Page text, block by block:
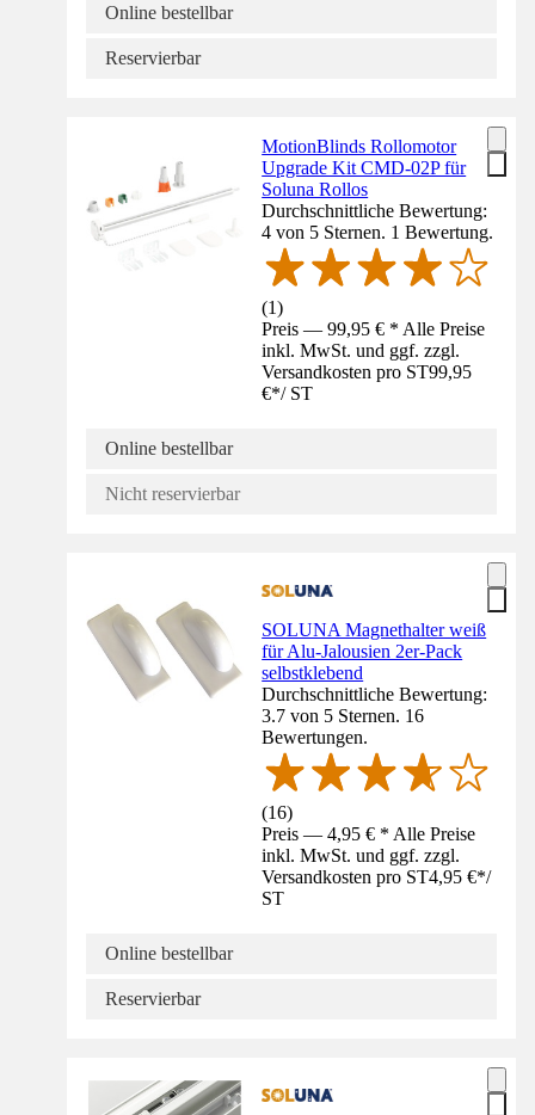
Online bestellbar
Reservierbar
MotionBlinds Rollomotor
Upgrade Kit CMD-02P für
Soluna Rollos
Durchschnittliche Bewertung:
4 von 5 Sternen. 1 Bewertung.
(1)
Preis — 99,95 € * Alle Preise
inkl. MwSt. und ggf. zzgl.
Versandkosten pro ST99,95
€*/ ST
Online bestellbar
Nicht reservierbar
SOLUNA Magnethalter weiß
für Alu-Jalousien 2er-Pack
selbstklebend
Durchschnittliche Bewertung:
3.7 von 5 Sternen. 16
Bewertungen.
(16)
Preis — 4,95 € * Alle Preise
inkl. MwSt. und ggf. zzgl.
Versandkosten pro ST4,95 €*/
ST
Online bestellbar
Reservierbar